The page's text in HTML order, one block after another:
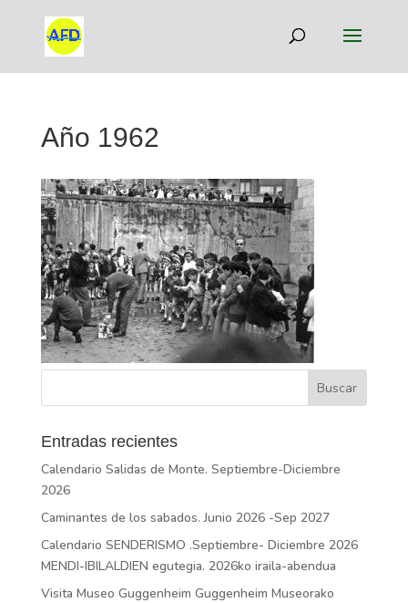
Año 1962
Entradas recientes
Calendario Salidas de Monte. Septiembre-Diciembre
2026
Caminantes de los sabados. Junio 2026 -Sep 2027
Calendario SENDERISMO .Septiembre- Diciembre 2026
MENDI-IBILALDIEN egutegia. 2026ko iraila-abendua
Visita Museo Guggenheim Guggenheim Museorako